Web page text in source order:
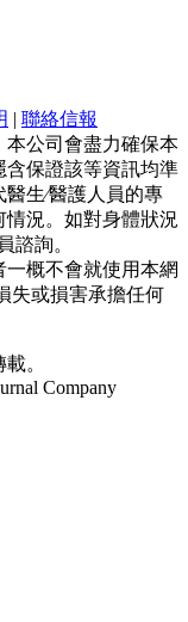
| 聯絡信報
本公司會盡力確保本
含保證該等資訊均準
生∕醫護人員的專
況。如對身體狀況
諮詢。
概不會就使用本網
失或損害承擔任何
。
Company